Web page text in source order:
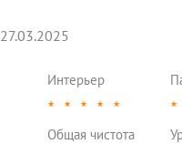
27.03.2025
Интерьер
★ ★ ★ ★ ★ ★
Общая чистота